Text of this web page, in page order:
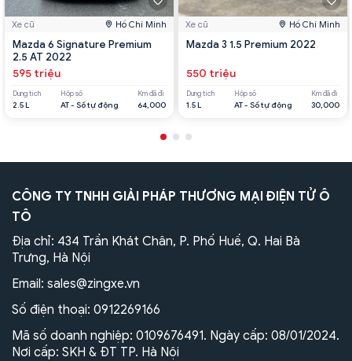
Xe cũ Hồ Chí Minh
Mazda 6 Signature Premium
2.5 AT 2022
595 triệu
Dung tích
2.5 L
Hộp số
AT - Số tự động
Km đã đi
64,000
Xe cũ Hồ Chí Minh
Mazda 3 1.5 Premium 2022
550 triệu
Dung tích
1.5 L
Hộp số
AT - Số tự động
Km đã đi
30,000
CÔNG TY TNHH GIẢI PHÁP THƯƠNG MẠI ĐIỆN TỬ Ô
TÔ
Địa chỉ: 434 Trần Khát Chân, P. Phố Huế, Q. Hai Bà
Trưng, Hà Nội
Email: sales@zingxe.vn
Số điện thoại: 0912269166
Mã số doanh nghiệp: 0109676491. Ngày cấp: 08/01/2024.
Nơi cấp: SKH & ĐT TP. Hà Nội